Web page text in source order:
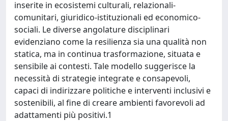
inserite in ecosistemi culturali, relazionali-
comunitari, giuridico-istituzionali ed economico-
sociali. Le diverse angolature disciplinari
evidenziano come la resilienza sia una qualità non
statica, ma in continua trasformazione, situata e
sensibile ai contesti. Tale modello suggerisce la
necessità di strategie integrate e consapevoli,
capaci di indirizzare politiche e interventi inclusivi e
sostenibili, al fine di creare ambienti favorevoli ad
adattamenti più positivi.1